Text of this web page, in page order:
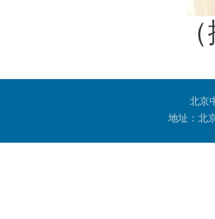
北
地址：北